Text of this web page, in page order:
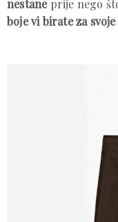
nestane prije nego
boje vi birate za